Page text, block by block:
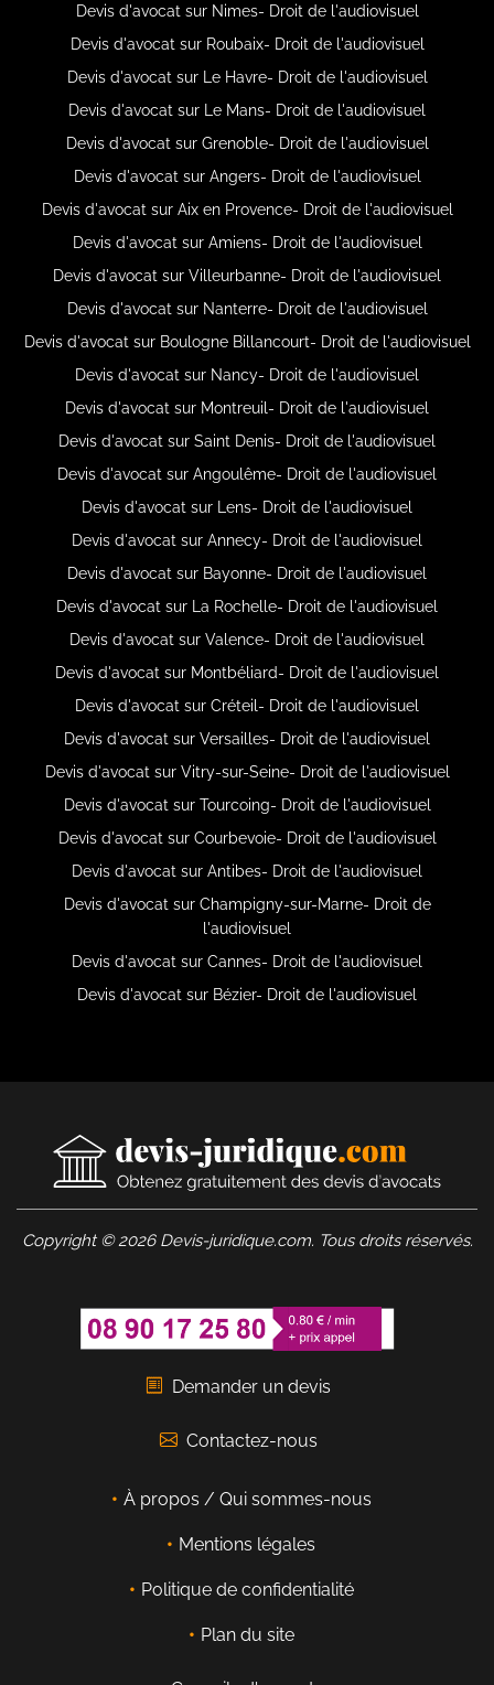
Devis d'avocat sur Nimes- Droit de l'audiovisuel
Devis d'avocat sur Roubaix- Droit de l'audiovisuel
Devis d'avocat sur Le Havre- Droit de l'audiovisuel
Devis d'avocat sur Le Mans- Droit de l'audiovisuel
Devis d'avocat sur Grenoble- Droit de l'audiovisuel
Devis d'avocat sur Angers- Droit de l'audiovisuel
Devis d'avocat sur Aix en Provence- Droit de l'audiovisuel
Devis d'avocat sur Amiens- Droit de l'audiovisuel
Devis d'avocat sur Villeurbanne- Droit de l'audiovisuel
Devis d'avocat sur Nanterre- Droit de l'audiovisuel
Devis d'avocat sur Boulogne Billancourt- Droit de l'audiovisuel
Devis d'avocat sur Nancy- Droit de l'audiovisuel
Devis d'avocat sur Montreuil- Droit de l'audiovisuel
Devis d'avocat sur Saint Denis- Droit de l'audiovisuel
Devis d'avocat sur Angoulême- Droit de l'audiovisuel
Devis d'avocat sur Lens- Droit de l'audiovisuel
Devis d'avocat sur Annecy- Droit de l'audiovisuel
Devis d'avocat sur Bayonne- Droit de l'audiovisuel
Devis d'avocat sur La Rochelle- Droit de l'audiovisuel
Devis d'avocat sur Valence- Droit de l'audiovisuel
Devis d'avocat sur Montbéliard- Droit de l'audiovisuel
Devis d'avocat sur Créteil- Droit de l'audiovisuel
Devis d'avocat sur Versailles- Droit de l'audiovisuel
Devis d'avocat sur Vitry-sur-Seine- Droit de l'audiovisuel
Devis d'avocat sur Tourcoing- Droit de l'audiovisuel
Devis d'avocat sur Courbevoie- Droit de l'audiovisuel
Devis d'avocat sur Antibes- Droit de l'audiovisuel
Devis d'avocat sur Champigny-sur-Marne- Droit de
l'audiovisuel
Devis d'avocat sur Cannes- Droit de l'audiovisuel
Devis d'avocat sur Bézier- Droit de l'audiovisuel
Copyright © 2026 Devis-juridique.com. Tous droits réservés.
Demander un devis
Contactez-nous
À propos / Qui sommes-nous
Mentions légales
Politique de confidentialité
Plan du site